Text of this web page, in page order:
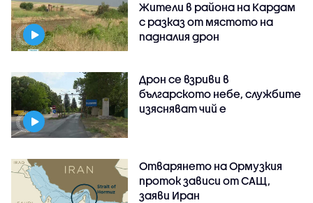
Жители в района на Кардам
с разказ от мястото на
падналия дрон
Дрон се взриви в
българското небе, службите
изясняват чий е
Отварянето на Ормузкия
проток зависи от САЩ,
заяви Иран